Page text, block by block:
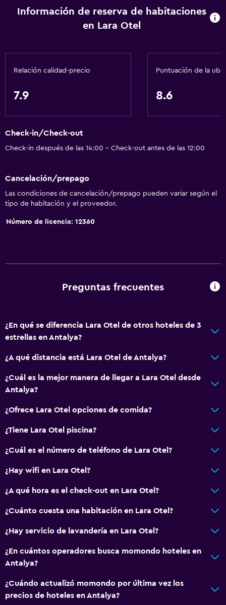
Información de reserva de habitaciones
en Lara Otel
Relación calidad-precio
7.9
Puntuación de la
8.6
Check-in/Check-out
Check-in después de las 14:00 - Check-out antes de las 12:00
Cancelación/prepago
Las condiciones de cancelación/prepago pueden variar según el
tipo de habitación y el proveedor.
Número de licencia: 12360
Preguntas frecuentes
¿En qué se diferencia Lara Otel de otros hoteles de 3
estrellas en Antalya?
¿A qué distancia está Lara Otel de Antalya?
¿Cuál es la mejor manera de llegar a Lara Otel desde
Antalya?
¿Ofrece Lara Otel opciones de comida?
¿Tiene Lara Otel piscina?
¿Cuál es el número de teléfono de Lara Otel?
¿Hay wifi en Lara Otel?
¿A qué hora es el check-out en Lara Otel?
¿Cuánto cuesta una habitación en Lara Otel?
¿Hay servicio de lavandería en Lara Otel?
¿En cuántos operadores busca momondo hoteles en
Antalya?
¿Cuándo actualizó momondo por última vez los
precios de hoteles en Antalya?